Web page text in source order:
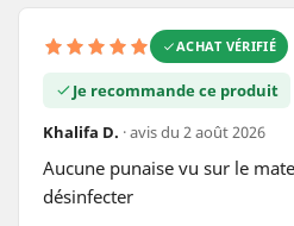
ACHAT VÉRIFIÉ
Je recommande ce produit
Khalifa D. · avis du 2 août 2026
Aucune punaise vu sur le
désinfecter